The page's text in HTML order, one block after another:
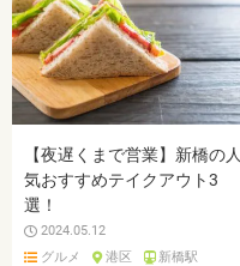
【夜遅くまで営業】新橋の人
気おすすめテイクアウト3
選！
2024.05.12
グルメ
港区 新橋駅